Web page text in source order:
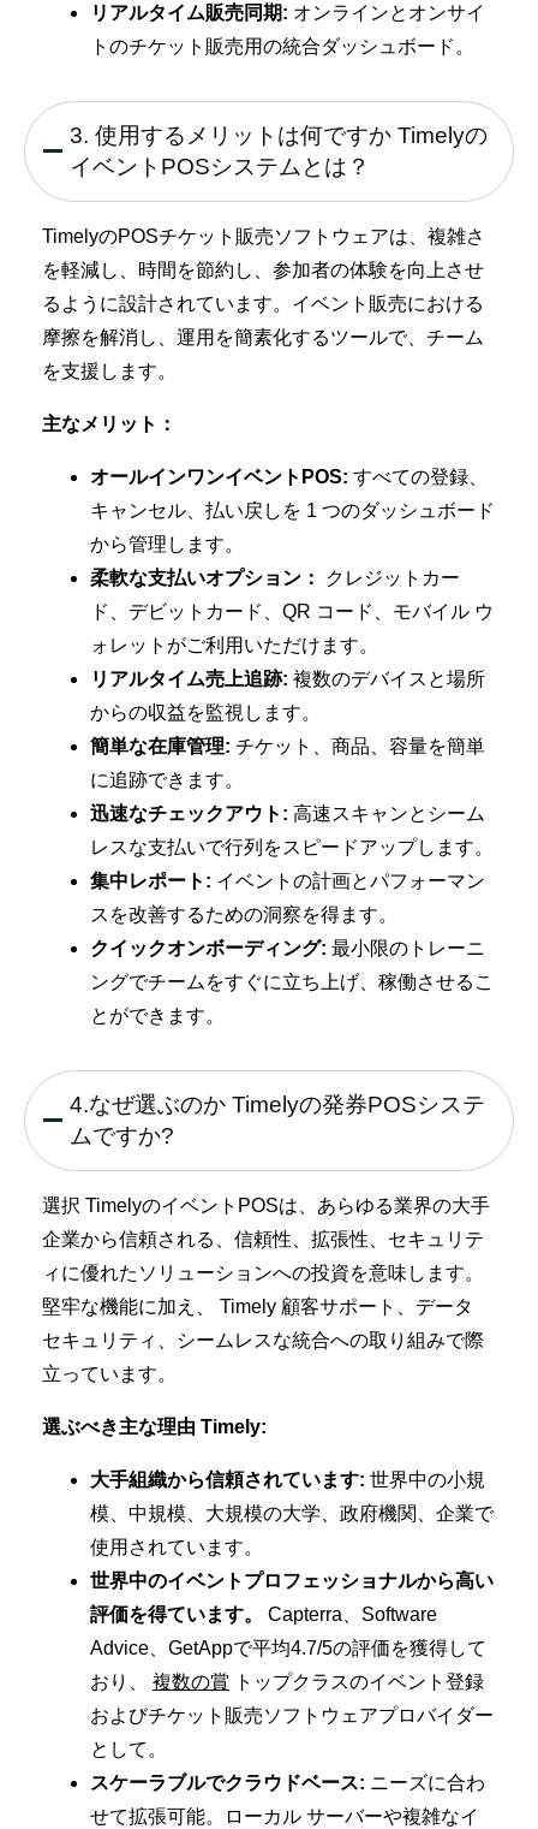
リアルタイム販売同期: オンラインとオンサイ
トのチケット販売用の統合ダッシュボード。
3. 使用するメリットは何ですか Timelyの
イベントPOSシステムとは？
TimelyのPOSチケット販売ソフトウェアは、複雑さ
を軽減し、時間を節約し、参加者の体験を向上させ
るように設計されています。イベント販売における
摩擦を解消し、運用を簡素化するツールで、チーム
を支援します。
主なメリット：
オールインワンイベントPOS: すべての登録、
キャンセル、払い戻しを 1 つのダッシュボード
から管理します。
柔軟な支払いオプション：
クレジットカー
ド、デビットカード、QR コード、モバイル ウ
ォレットがご利用いただけます。
リアルタイム売上追跡: 複数のデバイスと場所
からの収益を監視します。
簡単な在庫管理: チケット、商品、容量を簡単
に追跡できます。
迅速なチェックアウト: 高速スキャンとシーム
レスな支払いで行列をスピードアップします。
集中レポート: イベントの計画とパフォーマン
スを改善するための洞察を得ます。
クイックオンボーディング: 最小限のトレーニ
ングでチームをすぐに立ち上げ、稼働させるこ
とができます。
4.なぜ選ぶのか Timelyの発券POSシステ
ムですか?
選択 TimelyのイベントPOSは、あらゆる業界の大手
企業から信頼される、信頼性、拡張性、セキュリテ
ィに優れたソリューションへの投資を意味します。
堅牢な機能に加え、 Timely 顧客サポート、データ
セキュリティ、シームレスな統合への取り組みで際
立っています。
選ぶべき主な理由 Timely:
大手組織から信頼されています: 世界中の小規
模、中規模、大規模の大学、政府機関、企業で
使用されています。
世界中のイベントプロフェッショナルから高い
評価を得ています。
Capterra、Software
Advice、GetAppで平均4.7/5の評価を獲得して
おり、 複数の賞 トップクラスのイベント登録
およびチケット販売ソフトウェアプロバイダー
として。
スケーラブルでクラウドベース: ニーズに合わ
せて拡張可能。ローカル サーバーや複雑なイ